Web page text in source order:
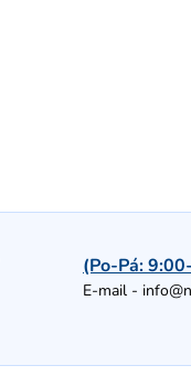
(Po-Pá:
E-mail -